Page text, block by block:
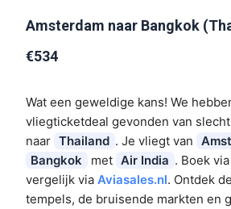
Amsterdam naar Bangkok
€534
Wat een geweldige kans! We
vliegticketdeal gevonden van
naar Thailand . Je vliegt van
Bangkok
met Air India . Boek via
vergelijk via Aviasales.nl. Ontdek
tempels, de bruisende markten en